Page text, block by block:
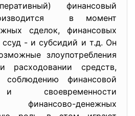
финансовый
в момент
сделок, финансовых
- и субсидий и т.д. Он
злоупотребления
расходовании средств,
финансовой
своевременности
финансово-денежных